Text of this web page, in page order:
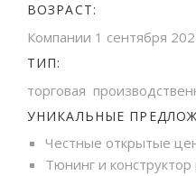
ВОЗРАСТ:
Компании 1 сентября
ТИП:
торговая
УНИКАЛЬНЫЕ
Честные открытые
Тюнинг и конструктор